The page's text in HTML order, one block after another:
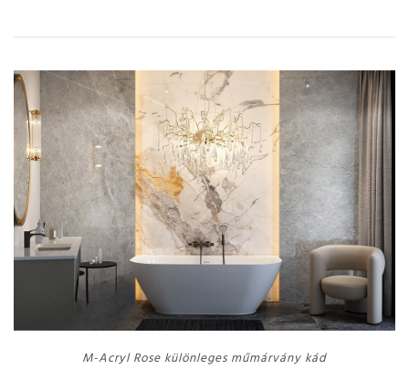
M-Acryl Rose különleges műmárvány kád